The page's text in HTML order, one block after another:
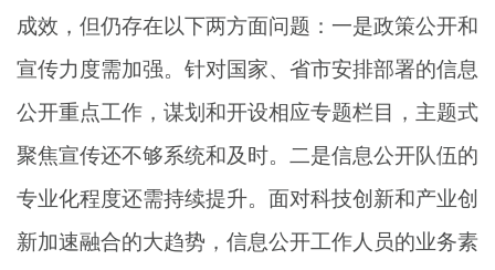
成效，但仍存在以下两方面问题： 一是政策公开和
宣传力度需加强。针对国家、省市安排部署的信息
公开重点工作，谋划和开设相应专题栏目，主题式
聚焦宣传还不够系统和及时。 二是信息公开队伍的
专业化程度还需持续提升。面对科技创新和产业创
新加速融合的大趋势，信息公开工作人员的业务素